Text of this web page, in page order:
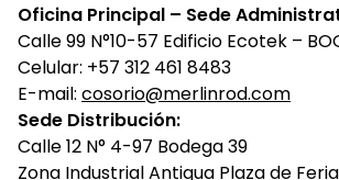
Oficina Principal – Sede
Calle 99 N°10-57 Edificio Ecotek –
Celular: +57 312 461 8483
E-mail: cosorio@merlinrod.com
Sede Distribución:
Calle 12 N° 4-97 Bodega 39
Zona Industrial Antigua Plaza de